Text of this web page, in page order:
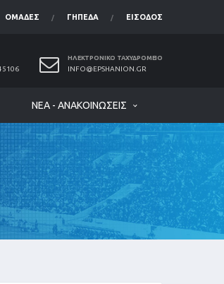
ΟΜΆΔΕΣ ΓΉΠΕΔΑ ΕΊΣΟΔΟΣ
ΗΛΕΚΤΡΟΝΙΚΌ ΤΑΧΥΔΡΟΜΕΊΟ
INFO@EPSHANION.GR
ΝΈΑ - ΑΝΑΚΟΙΝΏΣΕΙΣ